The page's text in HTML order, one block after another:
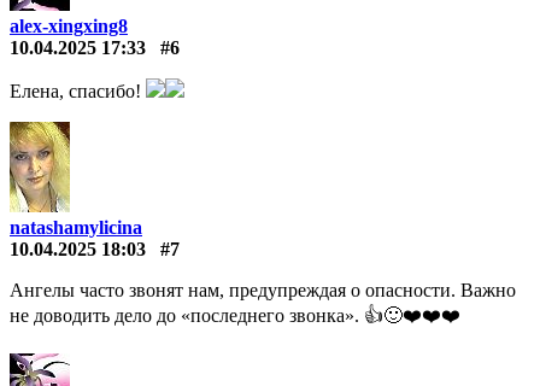
alex-xingxing8
10.04.2025 17:33
#6
Елена, спасибо!
natashamylicina
10.04.2025 18:03
#7
Ангелы часто звонят нам, предупреждая о опасности. Важно
не доводить дело до «последнего звонка». 👍🙂❤️️❤️️❤️️